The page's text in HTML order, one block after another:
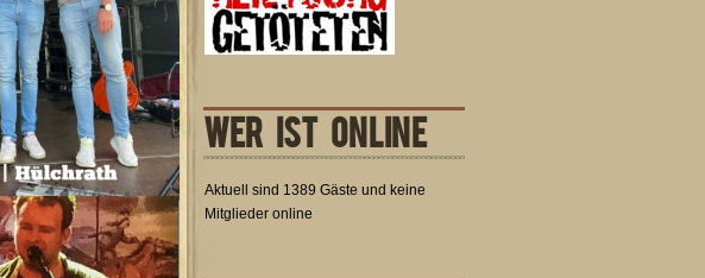
WER IST ONLINE
Aktuell sind 1389 Gäste und keine
Mitglieder online